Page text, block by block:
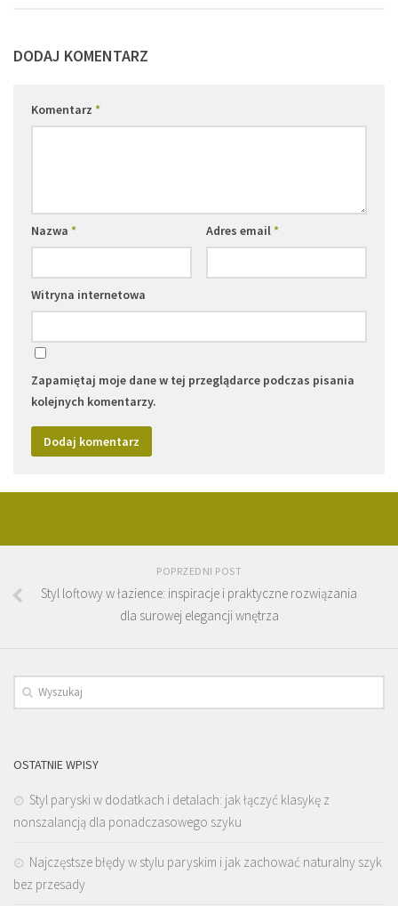
DODAJ KOMENTARZ
Komentarz *
Nazwa * Adres email*
Witryna internetowa
Zapamiętaj moje dane w tej przeglądarce podczas pisania
kolejnych komentarzy.
POPRZEDNI POST
Styl loftowy w łazience: inspiracje i praktyczne rozwiązania
dla surowej elegancji wnętrza
OSTATNIE WPISY
Styl paryski w dodatkach i detalach: jak łączyć klasykę z
nonszalancją dla ponadczasowego szyku
Najczęstsze błędy w stylu paryskim i jak zachować naturalny szyk
bez przesady